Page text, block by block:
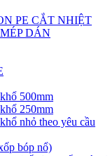
PE CẮT NHIỆT
DÁN
500mm
250mm
nhỏ theo yêu cầu
bóp nổ)